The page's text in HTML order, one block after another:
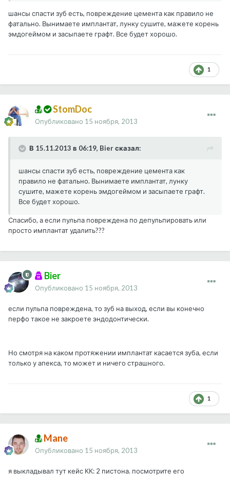
шансы спасти зуб есть, повреждение цемента как правило не
фатально. Вынимаете имплантат, лунку сушите, мажете корень
эмдогеймом и засыпаете графт. Все будет хорошо.
1
StomDoc
Опубликовано 15 ноября, 2013
В 15.11.2013 в 06:19, Bier сказал:
шансы спасти зуб есть, повреждение цемента как
правило не фатально. Вынимаете имплантат, лунку
сушите, мажете корень эмдогеймом и засыпаете графт.
Все будет хорошо.
Спасибо, а если пульпа повреждена по депульпировать или
просто имплантат удалить???
Bier
Опубликовано 15 ноября, 2013
если пульпа повреждена, то зуб на выход, если вы конечно
перфо такое не закроете эндодонтически.
Но смотря на каком протяжении имплантат касается зуба, если
только у апекса, то может и ничего страшного.
1
Mane
Опубликовано 15 ноября, 2013
я выкладывал тут кейс КК: 2 пистона. посмотрите его